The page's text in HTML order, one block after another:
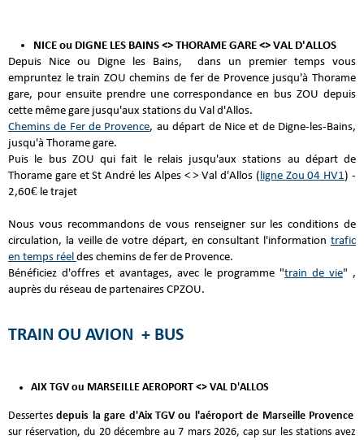
NICE ou DIGNE LES BAINS <> THORAME GARE <> VAL D'ALLOS
Depuis Nice ou Digne les Bains, dans un premier temps vous
empruntez le train ZOU chemins de fer de Provence jusqu'à Thorame
gare, pour ensuite prendre une correspondance en bus ZOU depuis
cette même gare jusqu'aux stations du Val d'Allos.
Chemins de Fer de Provence, au départ de Nice et de Digne-les-Bains,
jusqu'à Thorame gare.
Puis le bus ZOU qui fait le relais jusqu'aux stations au départ de
Thorame gare et St André les Alpes < > Val d'Allos (ligne Zou 04 HV1) -
2,60€ le trajet
Nous vous recommandons de vous renseigner sur les conditions de
circulation, la veille de votre départ, en consultant l'information trafic
en temps réeldes chemins de fer de Provence.
Bénéficiez d'offres et avantages, avec le programme "train de vie" ,
auprès du réseau de partenaires CPZOU.
TRAIN OU AVION + BUS
AIX TGV ou MARSEILLE AEROPORT <> VAL D'ALLOS
Dessertesdepuis la gare d'Aix TGV ou l'aéroport de Marseille Provence
sur réservation, du 20 décembre au 7 mars 2026, cap sur les stations avez